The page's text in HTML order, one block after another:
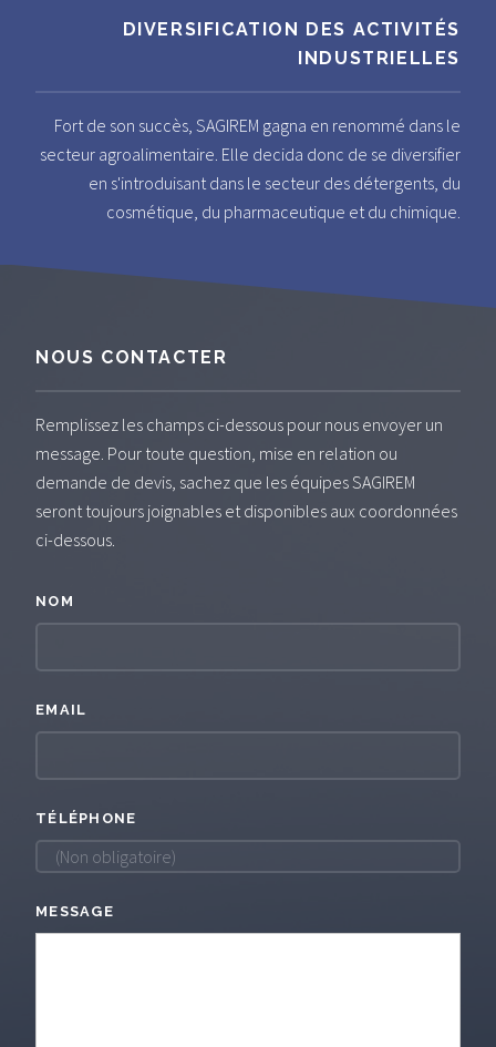
DIVERSIFICATION DES ACTIVITÉS
INDUSTRIELLES
Fort de son succès, SAGIREM gagna en renommé dans le
secteur agroalimentaire. Elle decida donc de se diversifier
en s'introduisant dans le secteur des détergents, du
cosmétique, du pharmaceutique et du chimique.
NOUS CONTACTER
Remplissez les champs ci-dessous pour nous envoyer un
message. Pour toute question, mise en relation ou
demande de devis, sachez que les équipes SAGIREM
seront toujours joignables et disponibles aux coordonnées
ci-dessous.
NOM
EMAIL
TÉLÉPHONE
MESSAGE